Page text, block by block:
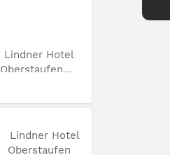
Lindner Hotel
Oberstaufen...